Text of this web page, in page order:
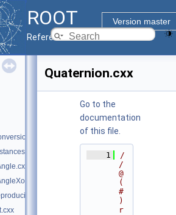
ROOT
Version master
Reference Guide
Quaternion.cxx
Go to the
documentation
of this file.
    1
/
/
@
(
#
)
r